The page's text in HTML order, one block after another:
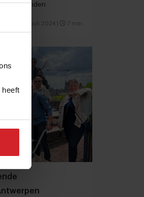
2 juli 2024 7 min